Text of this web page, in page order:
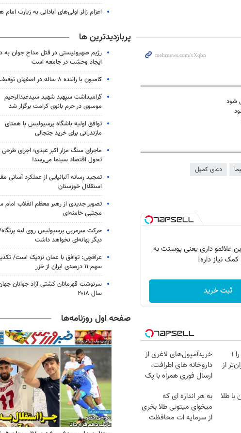
شود
دعای کمیل
علائمو داری یعنی پوستت به
کمک نیاز داره!
ثبت خرید
آمپول‌های لاغری را ۱
از
خریدآمپول‌های لاغری از
داروخانه های اطرافت،
ارسال فوری همراه با پک
با طلا
به هر اندازه ای که
میخوای میتونی طلا بخری
از سرمایه ات محافظت
اعزام زائر اولی‌های آبادانی به زیارت
پربازدیدترین ها
رژیم صهیونیستی در قتل مداح جوان به
ایجاد وحشت در جامعه است
کامیون با راننده ۸ ساله در اصفهان توقیف شد
گرامیداشت سپهبد شهید سیدعبدالرحیم
موسوی در حرم بانوی کرامت برگزار شد
توافق اولیه باشگاه پرسپولیس با همتای
مازندرانی برای خرید جنجالی
ماجرای سنگ مزار اکبر عبدی؛ اجرای
تحول اقتصاد سینما می‌رسد!
تمجید رسانه آلبانیایی از عملکرد آسانی
استقلال خوزستان
تصویر جدیدی از رهبر معظم انقلاب امام
مجتبی خامنه‌ای
حرکت سرمربی پرسپولیس روی لبه پرتگاه/
دیگر بهانه‌ای نخواهد داشت
عراقچی: توافق با عمان نزدیک است/
سهم ۱۱ درصدی ایران از خزر
سرنوشت قهرمانان کشتی آزاد جوانان
سال ۲۰۱۸
صفحه اول روزنامه‌ها